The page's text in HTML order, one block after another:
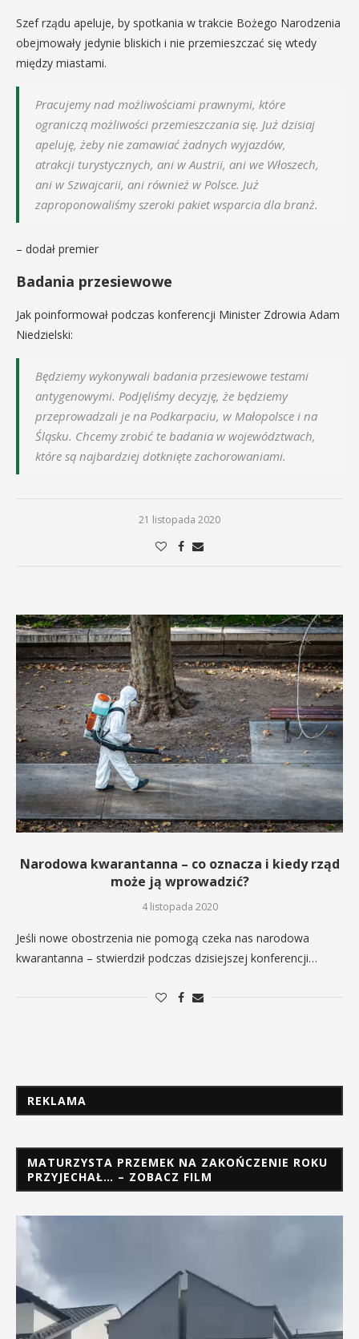
Szef rządu apeluje, by spotkania w trakcie Bożego Narodzenia
obejmowały jedynie bliskich i nie przemieszczać się wtedy
między miastami.
Pracujemy nad możliwościami prawnymi, które
ograniczą możliwości przemieszczania się. Już dzisiaj
apeluję, żeby nie zamawiać żadnych wyjazdów,
atrakcji turystycznych, ani w Austrii, ani we Włoszech,
ani w Szwajcarii, ani również w Polsce. Już
zaproponowaliśmy szeroki pakiet wsparcia dla branż.
– dodał premier
Badania przesiewowe
Jak poinformował podczas konferencji Minister Zdrowia Adam
Niedzielski:
Będziemy wykonywali badania przesiewowe testami
antygenowymi. Podjęliśmy decyzję, że będziemy
przeprowadzali je na Podkarpaciu, w Małopolsce i na
Śląsku. Chcemy zrobić te badania w województwach,
które są najbardziej dotknięte zachorowaniami.
21 listopada 2020
Narodowa kwarantanna – co oznacza i kiedy rząd
może ją wprowadzić?
4 listopada 2020
Jeśli nowe obostrzenia nie pomogą czeka nas narodowa
kwarantanna – stwierdził podczas dzisiejszej konferencji…
REKLAMA
MATURZYSTA PRZEMEK NA ZAKOŃCZENIE ROKU
PRZYJECHAŁ… – ZOBACZ FILM
Odtwarzacz